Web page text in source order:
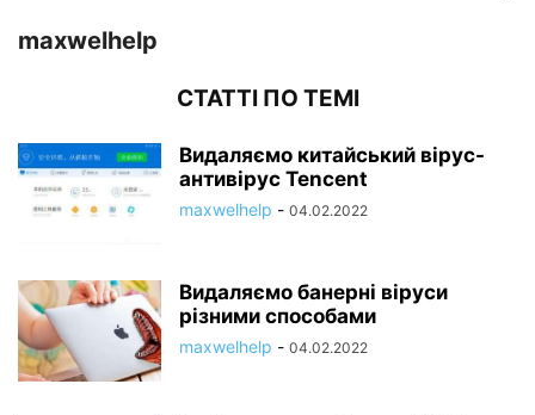
maxwelhelp
СТАТТІ ПО ТЕМІ
Видаляємо китайський вірус-
антивірус Tencent
maxwelhelp - 04.02.2022
Видаляємо банерні віруси
різними способами
maxwelhelp - 04.02.2022